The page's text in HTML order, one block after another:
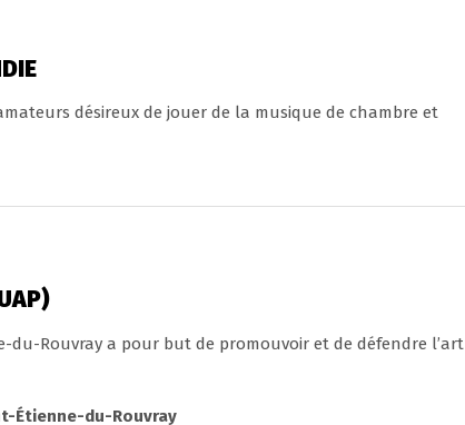
désireux de jouer de la musique de chambre et
du-Rouvray a pour but de promouvoir et de défendre l’art
Étienne-du-Rouvray